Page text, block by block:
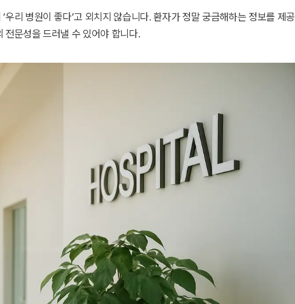
우리 병원이 좋다’고 외치지 않습니다. 환자가 정말 궁금해하는 정보를 제공
전문성을 드러낼 수 있어야 합니다.